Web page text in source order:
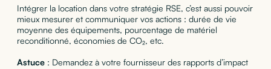
Intégrer la location dans votre stratégie RSE, c’est aussi pouvoir
mieux mesurer et communiquer vos actions : durée de vie
moyenne des équipements, pourcentage de matériel
reconditionné, économies de CO₂, etc.
Astuce: Demandez à votre fournisseur des rapports d’impact